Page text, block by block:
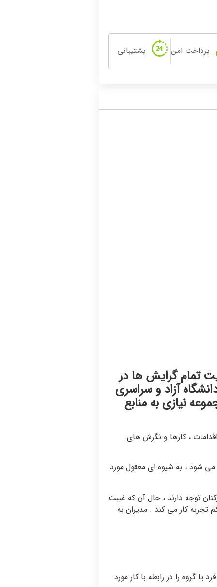
پرداخت امن پشتیبانی
تمام گرایش ها در
آزاد و سراسری
نیازی به منابع
، کارها و نگرش های
شود ، به شیوه ای معقول مورد
توجه دارند ، حال آن که غیبت
تجربه کار می کند . مدیران به
گروه را در رابطه با کار مورد